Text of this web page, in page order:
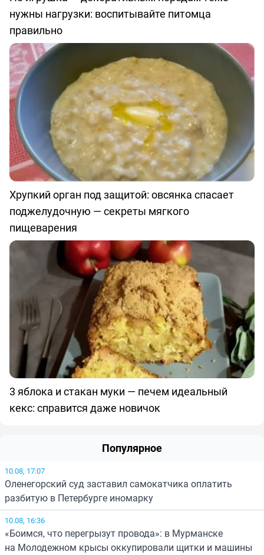
нужны нагрузки: воспитывайте питомца
правильно
Хрупкий орган под защитой: овсянка спасает
поджелудочную — секреты мягкого
пищеварения
3 яблока и стакан муки — печем идеальный
кекс: справится даже новичок
Популярное
10.08, 17:07
Оленегорский суд заставил самокатчика оплатить
разбитую в Петербурге иномарку
10.08, 16:36
«Боимся, что перегрызут провода»: в Мурманске
на Молодежном крысы оккупировали щитки и машины